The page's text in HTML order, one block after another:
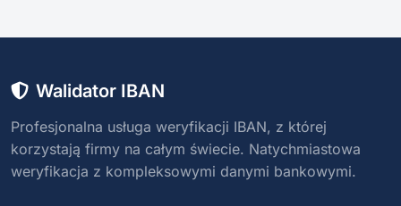
Walidator IBAN
Profesjonalna usługa weryfikacji IBAN, z której
korzystają firmy na całym świecie. Natychmiastowa
weryfikacja z kompleksowymi danymi bankowymi.